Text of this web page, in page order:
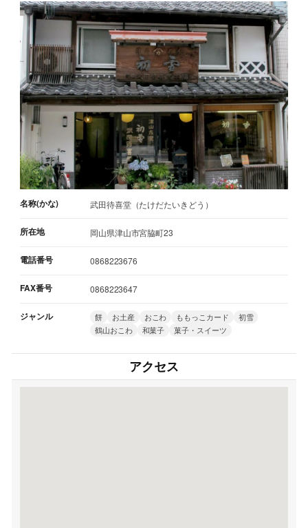
名称(かな) 武田待喜堂（たけだたいきどう）
所在地 岡山県津山市宮脇町23
電話番号 0868223676
FAX番号 0868223647
ジャンル 餅 お土産 おこわ ももっこカード
初雪
鶴山おこわ
和菓子 菓子・スイーツ
アクセス